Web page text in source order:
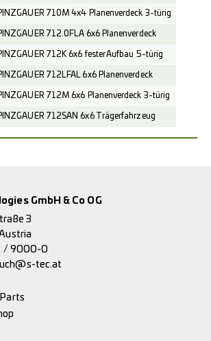
710M 4x4 Planenverdeck 3-türig
712.0FLA 6x6 Planenverdeck
712K 6x6 fester Aufbau 5-türig
712LFAL 6x6 Planenverdeck
712M 6x6 Planenverdeck 3-türig
712SAN 6x6 Trägerfahrzeug
GmbH & Co OG
3
/ 9000-0
tec.at